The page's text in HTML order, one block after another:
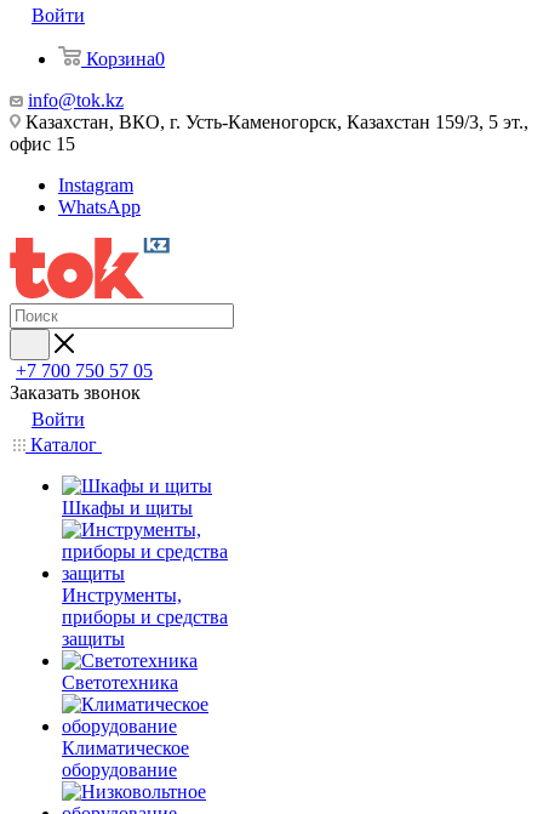
Войти
Корзина0
info@tok.kz
Казахстан, ВКО, г. Усть-Каменогорск, Казахстан 159/3, 5 эт.,
офис 15
Instagram
WhatsApp
+7 700 750 57 05
Заказать звонок
Войти
Каталог
Шкафы и щиты
Инструменты,
приборы и средства
защиты
Светотехника
Климатическое
оборудование